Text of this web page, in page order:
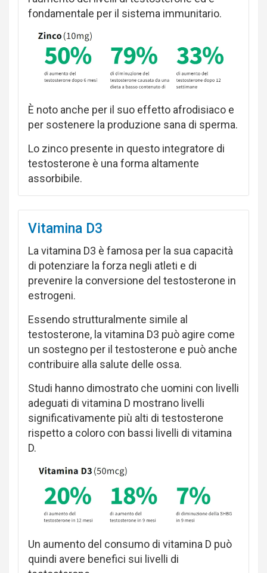
fondamentale per il sistema immunitario.
È noto anche per il suo effetto afrodisiaco e
per sostenere la produzione sana di sperma.
Lo zinco presente in questo integratore di
testosterone è una forma altamente
assorbibile.
Vitamina D3
La vitamina D3 è famosa per la sua capacità
di potenziare la forza negli atleti e di
prevenire la conversione del testosterone in
estrogeni.
Essendo strutturalmente simile al
testosterone, la vitamina D3 può agire come
un sostegno per il testosterone e può anche
contribuire alla salute delle ossa.
Studi hanno dimostrato che uomini con livelli
adeguati di vitamina D mostrano livelli
significativamente più alti di testosterone
rispetto a coloro con bassi livelli di vitamina
D.
Un aumento del consumo di vitamina D può
quindi avere benefici sui livelli di